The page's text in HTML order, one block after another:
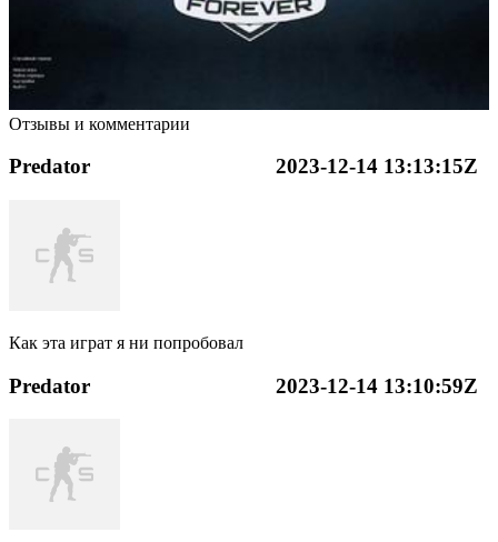
Отзывы и комментарии
Predator 2023-12-14 13:13:15Z
Как эта играт я ни попробовал
Predator 2023-12-14 13:10:59Z